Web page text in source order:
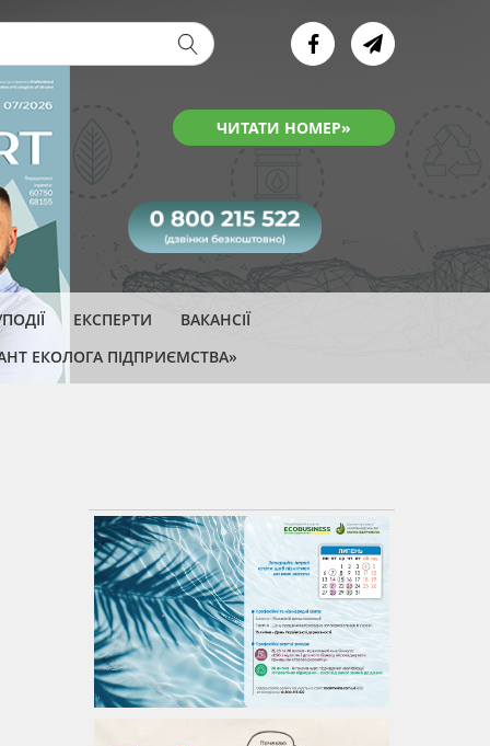
Детально →
форма
ЕКСПЕРТИ
ВАКАНСІЇ
ЕКОЛОГА ПІДПРИЄМСТВА»